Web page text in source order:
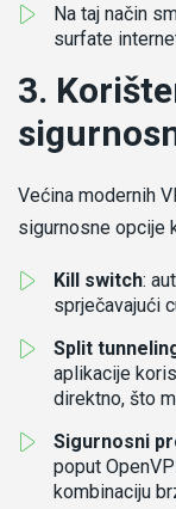
Na taj način
surfate
3.
Većina modernih
sigurnosne opcije
Kill switch:
sprječavajući
Split
aplikacije
direktno, što
Sigurnosni
poput
kombinaciju